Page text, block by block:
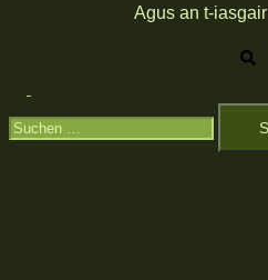
Agus an t-iasgair
umschalten
Suchen
nach: